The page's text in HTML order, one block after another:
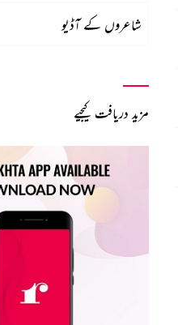
شاعروں کے آڈیو
مزید دریافت کیجیے